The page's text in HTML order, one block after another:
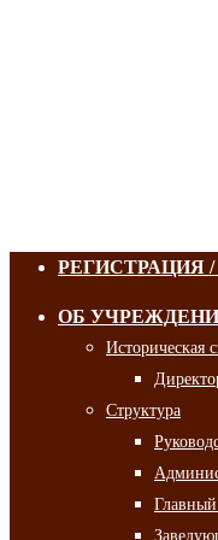
РЕГИСТРАЦИЯ
ОБ
Историческая
Структура
Главный